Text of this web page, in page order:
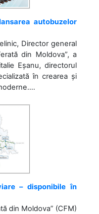
autobuzelor
Director general
din Moldova”, a
Eșanu, directorul
în crearea și
– disponibile în
din Moldova” (CFM)